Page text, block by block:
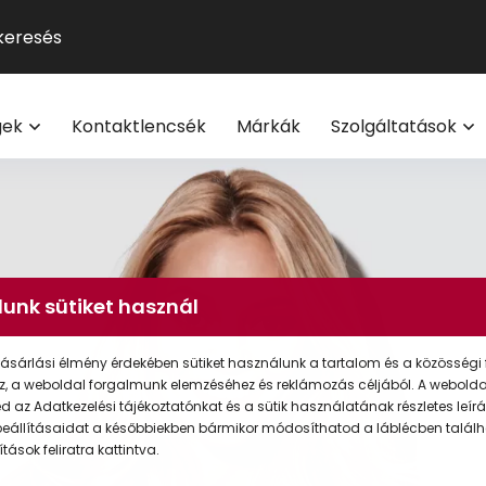
Kontaktlencsék Márkák Szolgáltatások
akció 20% I Vision Express Webshop
online | Vision Express webshop
Olvasó- és
Polaroid
További világmárkák
Kollekciók
Ray-Ban
Világmárkák
sütiket használ
élmény érdekében sütiket használunk a tartalom és a közösségi
a weboldal forgalmunk elemzéséhez és reklámozás céljából. A
az Adatkezelési tájékoztatónkat és a sütik használatának részletes
a későbbiekben bármikor módosíthatod a láblécben
feliratra kattintva.